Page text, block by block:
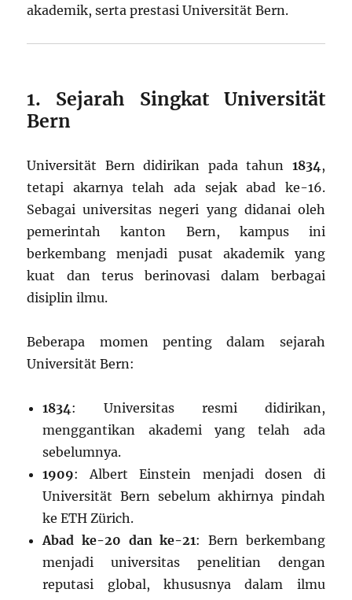
akademik, serta prestasi Universität Bern.
1. Sejarah Singkat Universität
Bern
Universität Bern didirikan pada tahun 1834 ,
tetapi akarnya telah ada sejak abad ke-16.
Sebagai universitas negeri yang didanai oleh
pemerintah kanton Bern, kampus ini
berkembang menjadi pusat akademik yang
kuat dan terus berinovasi dalam berbagai
disiplin ilmu.
Beberapa momen penting dalam sejarah
Universität Bern:
1834: Universitas resmi didirikan,
menggantikan akademi yang telah ada
sebelumnya.
1909: Albert Einstein menjadi dosen di
Universität Bern sebelum akhirnya pindah
ke ETH Zürich.
Abad ke-20 dan ke-21: Bern berkembang
menjadi universitas penelitian dengan
reputasi global, khususnya dalam ilmu